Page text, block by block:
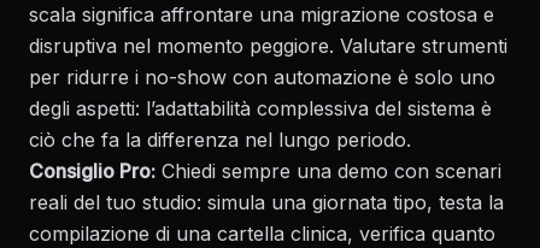
scala significa affrontare una migrazione costosa e
disruptiva nel momento peggiore. Valutare strumenti
per ridurre i no-show con automazione è solo uno
degli aspetti: l’adattabilità complessiva del sistema è
ciò che fa la differenza nel lungo periodo.
Consiglio Pro: Chiedi sempre una demo con scenari
reali del tuo studio: simula una giornata tipo, testa la
compilazione di una cartella clinica, verifica quanto